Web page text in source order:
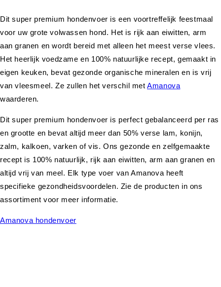
Dit super premium hondenvoer is een voortreffelijk feestmaal
voor uw grote volwassen hond. Het is rijk aan eiwitten, arm
aan granen en wordt bereid met alleen het meest verse vlees.
Het heerlijk voedzame en 100% natuurlijke recept, gemaakt in
eigen keuken, bevat gezonde organische mineralen en is vrij
van vleesmeel. Ze zullen het verschil metAmanova
waarderen.
Dit super premium hondenvoer is perfect gebalanceerd per ras
en grootte en bevat altijd meer dan 50% verse lam, konijn,
zalm, kalkoen, varken of vis. Ons gezonde en zelfgemaakte
recept is 100% natuurlijk, rijk aan eiwitten, arm aan granen en
altijd vrij van meel. Elk type voer van Amanova heeft
specifieke gezondheidsvoordelen. Zie de producten in ons
assortiment voor meer informatie.
Amanova hondenvoer